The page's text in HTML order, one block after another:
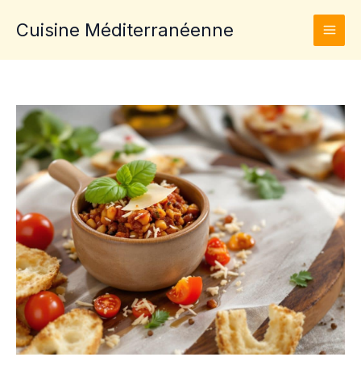
Cuisine Méditerranéenne